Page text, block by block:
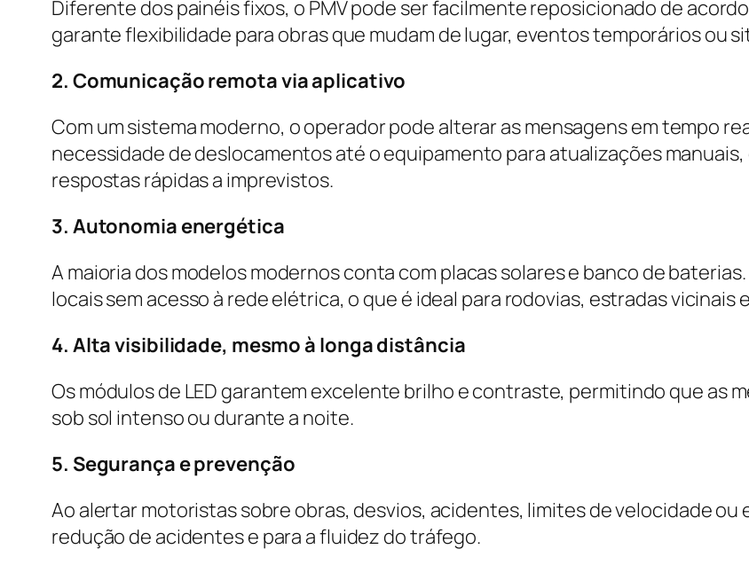
Diferente dos painéis fixos, o PMV pode ser facilmente reposicionado de
garante flexibilidade para obras que mudam de lugar, eventos temporários ou
2. Comunicação remota via aplicativo
Com um sistema moderno, o operador pode alterar as mensagens em tempo
necessidade de deslocamentos até o equipamento para atualizações
respostas rápidas a imprevistos.
3. Autonomia energética
A maioria dos modelos modernos conta com placas solares e banco de
locais sem acesso à rede elétrica, o que é ideal para rodovias, estradas vicinais
4. Alta visibilidade, mesmo à longa distância
Os módulos de LED garantem excelente brilho e contraste, permitindo que as
sob sol intenso ou durante a noite.
5. Segurança e prevenção
Ao alertar motoristas sobre obras, desvios, acidentes, limites de velocidade
redução de acidentes e para a fluidez do tráfego.